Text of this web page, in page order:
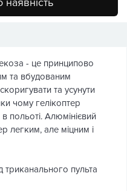
- це принципово
та вбудованим
та усунути
чому гелікоптер
в польоті. Алюмінієвий
легким, але міцним і
триканального пульта